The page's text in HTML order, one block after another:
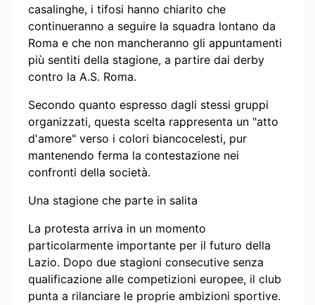
casalinghe, i tifosi hanno chiarito che
continueranno a seguire la squadra lontano da
Roma e che non mancheranno gli appuntamenti
più sentiti della stagione, a partire dai derby
contro la A.S. Roma.
Secondo quanto espresso dagli stessi gruppi
organizzati, questa scelta rappresenta un "atto
d'amore" verso i colori biancocelesti, pur
mantenendo ferma la contestazione nei
confronti della società.
Una stagione che parte in salita
La protesta arriva in un momento
particolarmente importante per il futuro della
Lazio. Dopo due stagioni consecutive senza
qualificazione alle competizioni europee, il club
punta a rilanciare le proprie ambizioni sportive.